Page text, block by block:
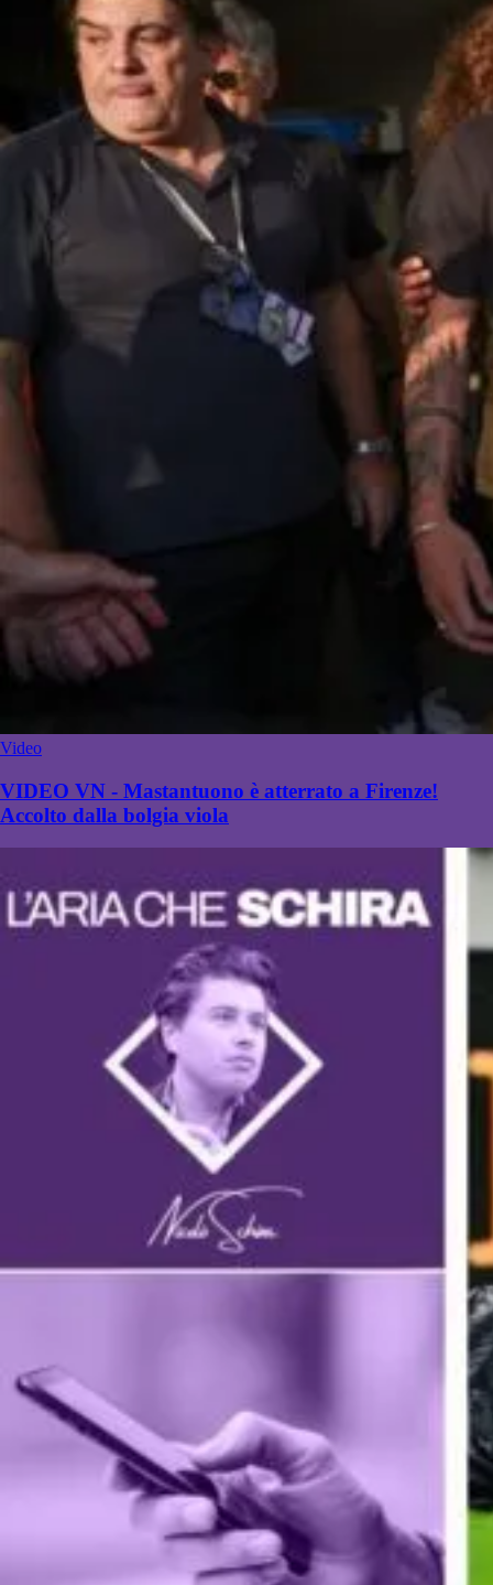
Video
VIDEO VN - Mastantuono è atterrato a Firenze!
Accolto dalla bolgia viola